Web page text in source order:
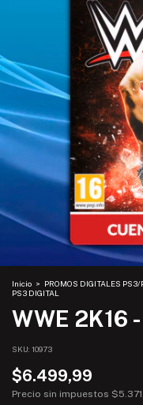
Inicio > PROMOS DIGITALES
PS3 DIGITAL
WWE 2K16
SKU: 10973
$6.499,99
Precio sin impuestos